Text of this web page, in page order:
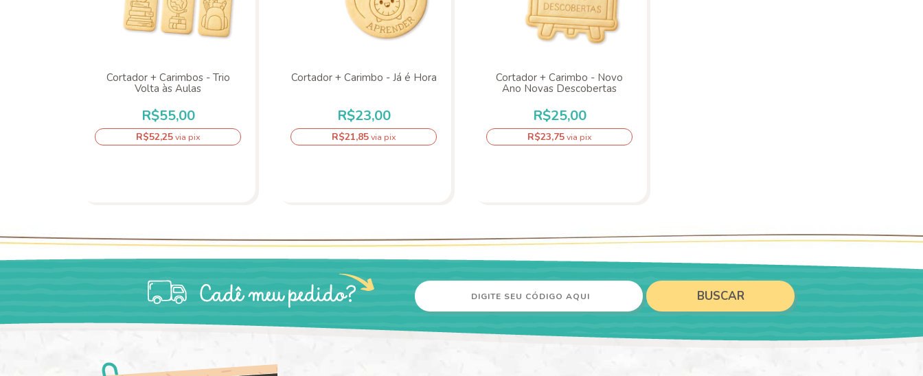
Cortador + Carimbos - Trio
Volta às Aulas
R$55,00
R$52,25via pix
Cortador + Carimbo - Já é Hora
R$23,00
R$21,85via pix
Cortador + Carimbo - Novo
Ano Novas Descobertas
R$25,00
R$23,75via pix
BUSCAR